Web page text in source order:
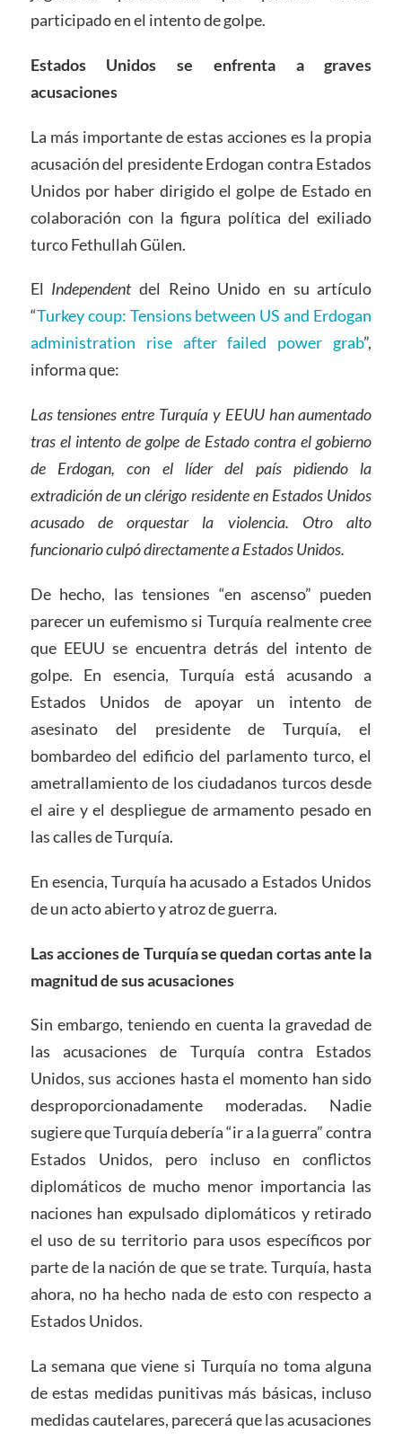
participado en el intento de golpe.
Estados Unidos se enfrenta a graves
acusaciones
La más importante de estas acciones es la propia
acusación del presidente Erdogan contra Estados
Unidos por haber dirigido el golpe de Estado en
colaboración con la figura política del exiliado
turco Fethullah Gülen.
El Independentdel Reino Unido en su artículo
“Turkey coup: Tensions between US and Erdogan
administration rise after failed power grab”,
informa que:
Las tensiones entre Turquía y EEUU han aumentado
tras el intento de golpe de Estado contra el gobierno
de Erdogan, con el líder del país pidiendo la
extradición de un clérigo residente en Estados Unidos
acusado de orquestar la violencia. Otro alto
funcionario culpó directamente a Estados Unidos.
De hecho, las tensiones “en ascenso” pueden
parecer un eufemismo si Turquía realmente cree
que EEUU se encuentra detrás del intento de
golpe. En esencia, Turquía está acusando a
Estados Unidos de apoyar un intento de
asesinato del presidente de Turquía, el
bombardeo del edificio del parlamento turco, el
ametrallamiento de los ciudadanos turcos desde
el aire y el despliegue de armamento pesado en
las calles de Turquía.
En esencia, Turquía ha acusado a Estados Unidos
de un acto abierto y atroz de guerra.
Las acciones de Turquía se quedan cortas ante la
magnitud de sus acusaciones
Sin embargo, teniendo en cuenta la gravedad de
las acusaciones de Turquía contra Estados
Unidos, sus acciones hasta el momento han sido
desproporcionadamente moderadas. Nadie
sugiere que Turquía debería “ir a la guerra” contra
Estados Unidos, pero incluso en conflictos
diplomáticos de mucho menor importancia las
naciones han expulsado diplomáticos y retirado
el uso de su territorio para usos específicos por
parte de la nación de que se trate. Turquía, hasta
ahora, no ha hecho nada de esto con respecto a
Estados Unidos.
La semana que viene si Turquía no toma alguna
de estas medidas punitivas más básicas, incluso
medidas cautelares, parecerá que las acusaciones